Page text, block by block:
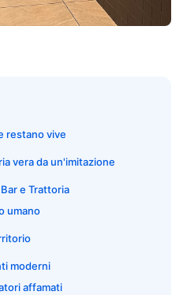
restano vive
vera da un'imitazione
e Trattoria
umano
moderni
affamati